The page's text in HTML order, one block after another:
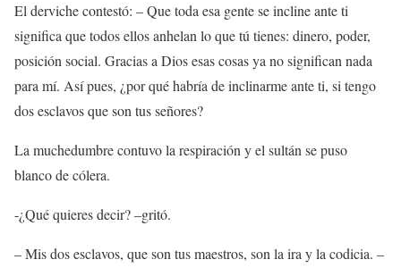
El derviche contestó: – Que toda esa gente se incline ante ti
significa que todos ellos anhelan lo que tú tienes: dinero, poder,
posición social. Gracias a Dios esas cosas ya no significan nada
para mí. Así pues, ¿por qué habría de inclinarme ante ti, si tengo
dos esclavos que son tus señores?
La muchedumbre contuvo la respiración y el sultán se puso
blanco de cólera.
-¿Qué quieres decir? –gritó.
– Mis dos esclavos, que son tus maestros, son la ira y la codicia. –